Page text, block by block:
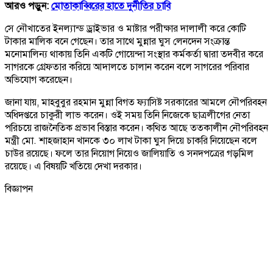
আরও পড়ুন: মোতাকাব্বিরের হাতে দুর্নীতির চাবি
সে নৌখাতের ইনল্যান্ড ড্রাইভার ও মাষ্টার পরীক্ষার দালালী করে কোটি
টাকার মালিক বনে গেছেন। তার সাথে মুন্নার ঘুস লেনদেন সংক্রান্ত
মনোমালিন্য থাকায় তিনি একটি গোয়েন্দা সংস্থার কর্মকর্তা দ্বারা তদবীর করে
সাগরকে গ্রেফতার করিয়ে আদালতে চালান করেন বলে সাগরের পরিবার
অভিযোগ করেছেন।
জানা যায়, মাহবুবুর রহমান মুন্না বিগত ফ্যাসিষ্ট সরকারের আমলে নৌপরিবহন
অধিদপ্তরে চাকুরী লাভ করেন। ওই সময় তিনি নিজেকে ছাত্রলীগের নেতা
পরিচয়ে রাজনৈতিক প্রভাব বিস্তার করেন। কথিত আছে ততকালীন নৌপরিবহন
মন্ত্রী মো. শাহজাহান খানকে ৩০ লাখ টাকা ঘুস দিয়ে চাকরি নিয়েছেন বলে
চাউর রয়েছে। ফলে তার নিয়োগ নিয়েও জালিয়াতি ও সনদপত্রের গড়মিল
রয়েছে। এ বিষয়টি খতিয়ে দেখা দরকার।
বিজ্ঞাপন